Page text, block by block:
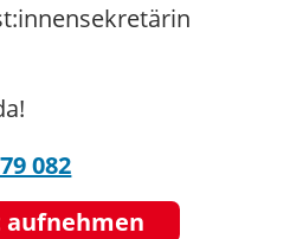
082